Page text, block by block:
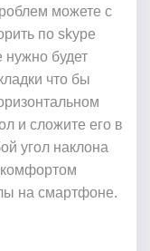
можете с
по skype
будет
что бы
и сложите его в
угол наклона
на смартфоне.